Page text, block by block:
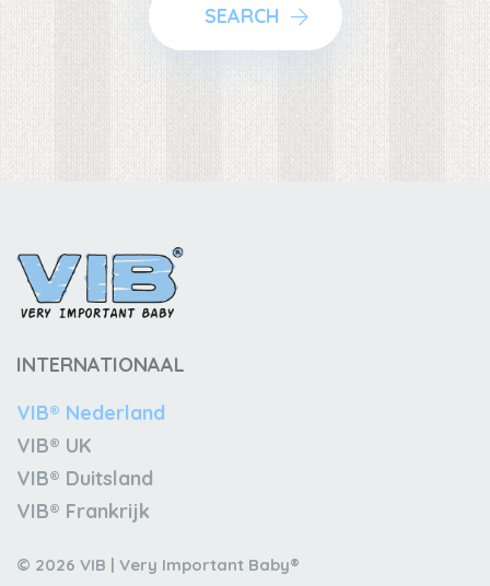
SEARCH
INTERNATIONAAL
VIB® Nederland
VIB® UK
VIB® Duitsland
VIB® Frankrijk
© 2026 VIB | Very Important Baby®